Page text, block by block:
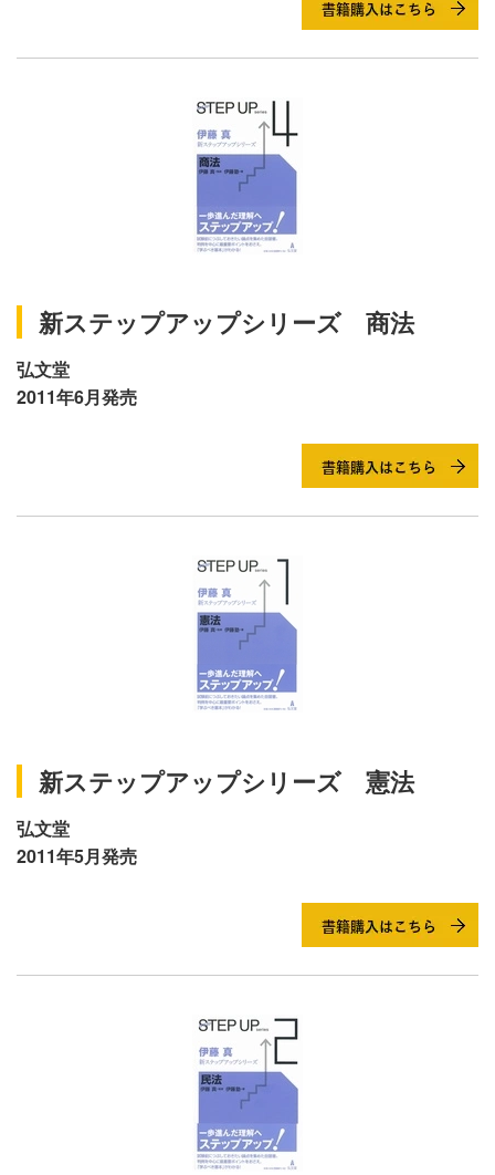
新ステップアップシリーズ 商法
弘文堂
2011年6月発売
新ステップアップシリーズ 憲法
弘文堂
2011年5月発売